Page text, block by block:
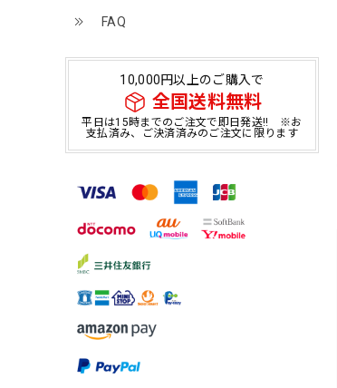
FAQ
10,000円以上のご購入で
全国送料無料
平日は15時までのご注文で即日発送!! ※お
支払済み、ご決済済みのご注文に限ります